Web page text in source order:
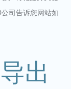
司告诉您网站如
导出